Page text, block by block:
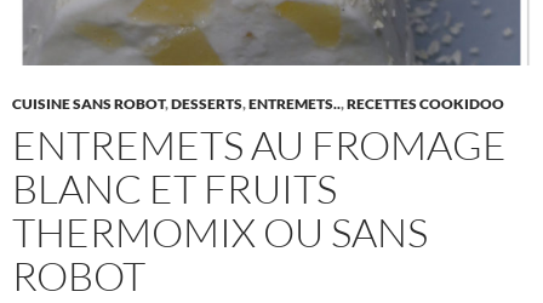
CUISINE SANS ROBOT,DESSERTS,ENTREMETS..,RECETTES COOKIDOO
ENTREMETS AU FROMAGE
BLANC ET FRUITS
THERMOMIX OU SANS
ROBOT